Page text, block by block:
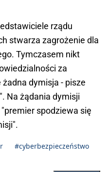
rządu
stwarza zagrożenie dla
Tymczasem nikt
za
dymisja - pisze
Na żądania dymisji
spodziewa się
#cyberbezpieczeństwo